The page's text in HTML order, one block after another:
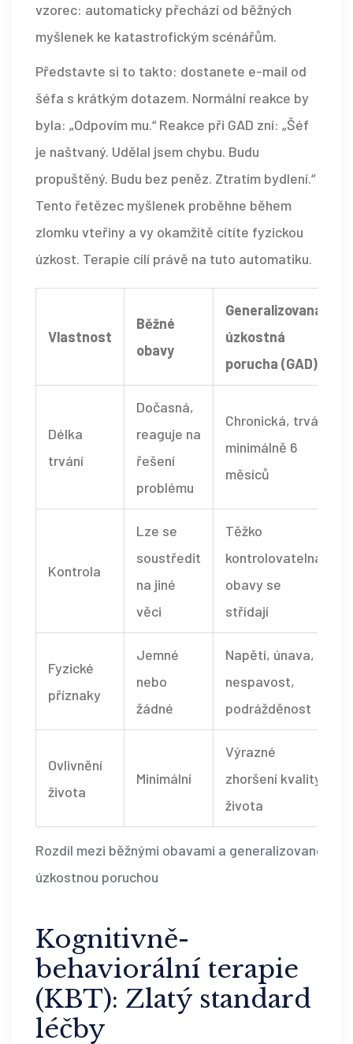
vzorec: automaticky přechází od běžných
myšlenek ke katastrofickým scénářům.
Představte si to takto: dostanete e-mail od
šéfa s krátkým dotazem. Normální reakce by
byla: „Odpovím mu.“ Reakce při GAD zní: „Šéf
je naštvaný. Udělal jsem chybu. Budu
propuštěný. Budu bez peněz. Ztratím bydlení.“
Tento řetězec myšlenek proběhne během
zlomku vteřiny a vy okamžitě cítíte fyzickou
úzkost. Terapie cílí právě na tuto automatiku.
Rozdíl mezi běžnými obavami a generalizovanou
úzkostnou poruchou
Vlastnost
Běžné
obavy
Generalizovaná
úzkostná
porucha (GAD)
Délka
trvání
Dočasná,
reaguje na
řešení
problému
Chronická, trvá
minimálně 6
měsíců
Kontrola
Lze se
soustředit
na jiné
věci
Těžko
kontrolovatelná,
obavy se
střídají
Fyzické
příznaky
Jemné
nebo
žádné
Napětí, únava,
nespavost,
podrážděnost
Ovlivnění
života
Minimální
Výrazné
zhoršení kvality
života
Kognitivně-
behaviorální terapie
(KBT): Zlatý standard
léčby